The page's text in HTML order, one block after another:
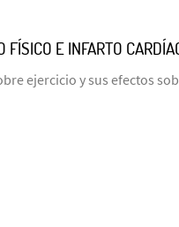
FÍSICO E INFARTO
ejercicio y sus efectos